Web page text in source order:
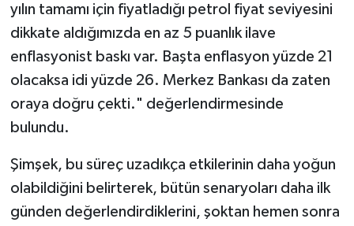
yılın tamamı için fiyatladığı petrol fiyat seviyesini
dikkate aldığımızda en az 5 puanlık ilave
enflasyonist baskı var. Başta enflasyon yüzde 21
olacaksa idi yüzde 26. Merkez Bankası da zaten
oraya doğru çekti." değerlendirmesinde
bulundu.
Şimşek, bu süreç uzadıkça etkilerinin daha yoğun
olabildiğini belirterek, bütün senaryoları daha ilk
günden değerlendirdiklerini, şoktan hemen sonra